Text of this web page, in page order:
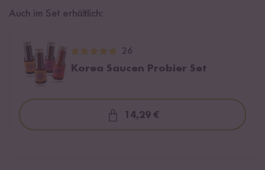
Auch im Set erhältlich:
26
Korea Saucen Probier Set
Loading...
14,29 €